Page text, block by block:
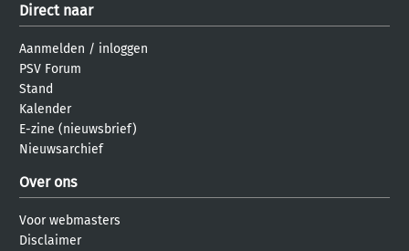
Direct naar
Aanmelden / inloggen
PSV Forum
Stand
Kalender
E-zine (nieuwsbrief)
Nieuwsarchief
Over ons
Voor webmasters
Disclaimer